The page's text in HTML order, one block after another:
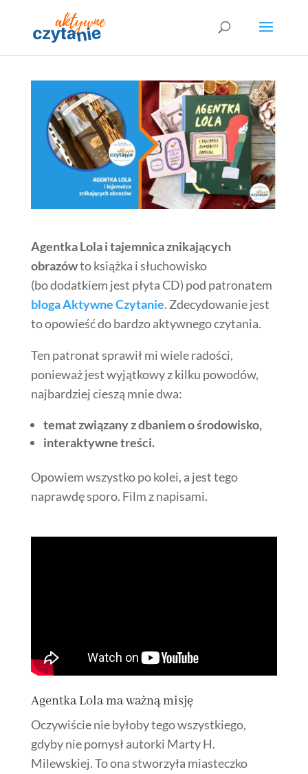
Agentka Lola i tajemnica znikających
obrazówto książka i słuchowisko
(bo dodatkiem jest płyta CD) pod patronatem
bloga Aktywne Czytanie. Zdecydowanie jest
to opowieść do bardzo aktywnego czytania.
Ten patronat sprawił mi wiele radości,
ponieważ jest wyjątkowy z kilku powodów,
najbardziej cieszą mnie dwa:
temat związany z dbaniem o środowisko,
interaktywne treści.
Opowiem wszystko po kolei, a jest tego
naprawdę sporo. Film z napisami.
Agentka Lola ma ważną misję
Oczywiście nie byłoby tego wszystkiego,
gdyby nie pomysł autorki Marty H.
Milewskiej. To ona stworzyła miasteczko